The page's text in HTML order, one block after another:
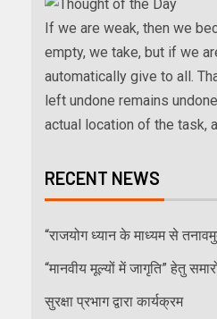
If we are weak, then we
empty, we take, but if we
automatically give to all.
left undone remains
actual location of the task,
RECENT NEWS
“राजयोग ध्यान के माध्यम से
“मानवीय मूल्यों में जागृति” हेतु
सुरक्षा प्रभाग द्वारा कार्यक्रम